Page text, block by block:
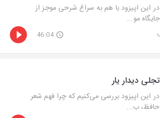
در این اپیزود با هم به سراغ شرحی موجز از
جایگاه مو...
46:04
تجلی دیدار یار
در این اپیزود بررسی می‌کنیم که چرا فهم شعر
حافظ، ب...